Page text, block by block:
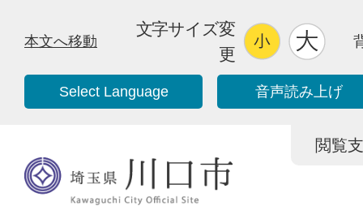
本文へ移動
文字サイズ変
更
Select Language 音声読み上げ
閲覧